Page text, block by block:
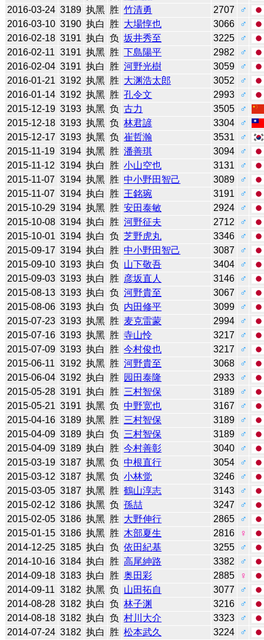
2016-03-24 3189 执黑 胜 竹清勇 2707
♂
2016-03-10 3190 执白 胜 大場惇也 3066
♂
2016-02-18 3191 执白 负 坂井秀至 3225
♂
2016-02-11 3191 执黑 胜 下島陽平 2982
♂
2016-02-04 3191 执白 胜 河野光樹 3059
♂
2016-01-21 3192 执黑 胜 大渊浩太郎 3052
♂
2016-01-14 3192 执黑 胜 孔令文 2993
♂
2015-12-19 3193 执黑 负 古力 3505
♂
2015-12-18 3193 执黑 负 林君諺 3304
♂
2015-12-17 3193 执黑 负 崔哲瀚 3531
♂
2015-11-19 3194 执黑 胜 潘善琪 3094
♂
2015-11-12 3194 执白 胜 小山空也 3131
♂
2015-11-07 3194 执黑 胜 中小野田智己 3089
♂
2015-11-07 3194 执白 胜 王銘琬 3191
♂
2015-10-29 3194 执黑 胜 安田泰敏 2924
♂
2015-10-08 3194 执白 胜 河野征夫 2712
♂
2015-10-01 3194 执白 负 芝野虎丸 3346
♂
2015-09-17 3194 执白 胜 中小野田智己 3087
♂
2015-09-10 3193 执白 负 山下敬吾 3404
♂
2015-09-03 3193 执白 胜 彦坂直人 3146
♂
2015-08-13 3193 执白 负 河野貴至 3067
♂
2015-08-06 3193 执白 负 内田修平 3099
♂
2015-07-23 3193 执黑 胜 麦克雷蒙 2994
♂
2015-07-16 3193 执黑 胜 寺山怜 3217
♂
2015-07-09 3193 执白 胜 今村俊也 3217
♂
2015-06-11 3192 执黑 胜 河野貴至 3068
♂
2015-06-04 3192 执白 胜 园田泰隆 2933
♂
2015-05-28 3191 执白 胜 三村智保 3189
♂
2015-05-21 3191 执黑 负 中野宽也 3167
♂
2015-04-16 3189 执黑 胜 三村智保 3189
♂
2015-04-09 3189 执白 负 三村智保 3189
♂
2015-04-09 3189 执白 胜 今村善彰 3040
♂
2015-03-19 3187 执黑 负 中根直行 3054
♂
2015-03-12 3187 执黑 负 小林觉 3246
♂
2015-03-05 3187 执黑 胜 鶴山淳志 3143
♂
2015-02-12 3186 执黑 负 孫喆 3247
♂
2015-02-05 3186 执黑 胜 大野伸行 2865
♂
2015-01-15 3186 执黑 胜 木部夏生 2816
♀
2014-12-25 3185 执白 负 依田紀基 3255
♂
2014-10-16 3184 执白 胜 高尾紳路 3382
♂
2014-09-18 3183 执白 胜 奥田彩 2885
♀
2014-09-11 3182 执黑 负 山田拓自 3077
♂
2014-08-28 3182 执白 负 林子渊 3216
♂
2014-08-18 3182 执白 负 村川大介 3323
♂
2014-07-24 3182 执白 胜 松本武久 3224 ♂